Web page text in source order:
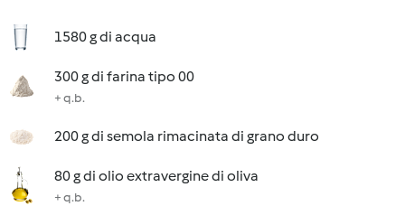
1580 g di acqua
300 g di farina tipo 00
+ q.b.
200 g di semola rimacinata di grano duro
80 g di olio extravergine di oliva
+ q.b.